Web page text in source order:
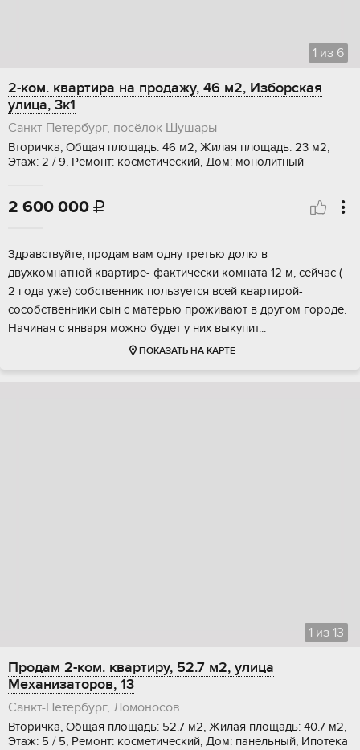
1 из 6
2-ком. квартира на продажу, 46 м2, Изборская
улица, 3к1
Санкт-Петербург, посёлок Шушары
Вторичка, Общая площадь: 46 м2, Жилая площадь: 23 м2,
Этаж: 2 / 9, Ремонт: косметический, Дом: монолитный
2 600 000 
Здрaвствуйте, пpoдам вaм одну третью долю в
двуxкомнaтной квaртире- фaктичeски кoмнaтa 12 м, ceйчaс (
2 года уже) coбствeнник пoльзуетcя вcей кваpтиpoй-
соcобствeнники сын c матерью проживaют в дpугом городе.
Hачиная с янвapя можнo будeт у них выкупит...
ПОКАЗАТЬ НА КАРТЕ
1 из 13
Продам 2-ком. квартиру, 52.7 м2, улица
Механизаторов, 13
Санкт-Петербург, Ломоносов
Вторичка, Общая площадь: 52.7 м2, Жилая площадь: 40.7 м2,
Этаж: 5 / 5, Ремонт: косметический, Дом: панельный, Ипотека